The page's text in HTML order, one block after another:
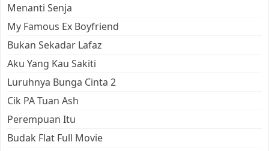
Menanti Senja
My Famous Ex Boyfriend
Bukan Sekadar Lafaz
Aku Yang Kau Sakiti
Luruhnya Bunga Cinta 2
Cik PA Tuan Ash
Perempuan Itu
Budak Flat Full Movie